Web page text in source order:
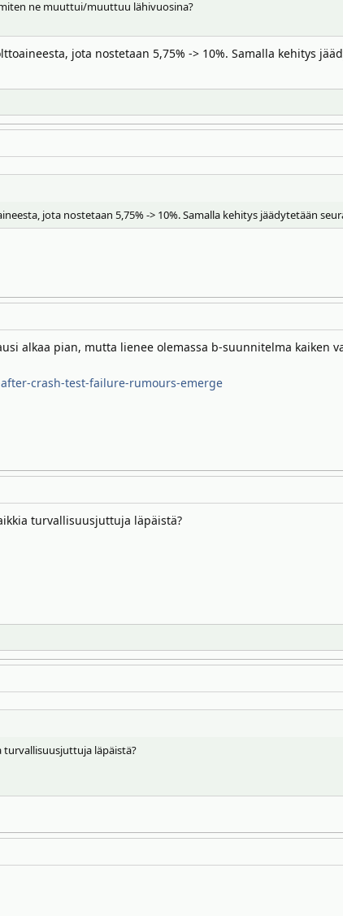
ne muuttui/muuttuu lähivuosina?
jota nostetaan 5,75% -> 10%. Samalla kehitys
jota nostetaan 5,75% -> 10%. Samalla kehitys jäädytetään
alkaa pian, mutta lienee olemassa b-suunnitelma kaiken
crash-test-failure-rumours-emerge
turvallisuusjuttuja läpäistä?
turvallisuusjuttuja läpäistä?